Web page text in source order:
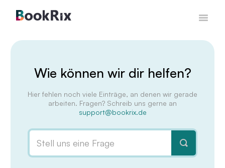
Toggle
Wie können wir dir helfen?
Hier fehlen noch viele Einträge, an denen wir gerade
arbeiten. Fragen? Schreib uns gerne an
support@bookrix.de